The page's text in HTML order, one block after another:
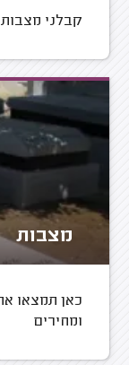
קבלני
מצבות
כאן תמצאו
ומחירים